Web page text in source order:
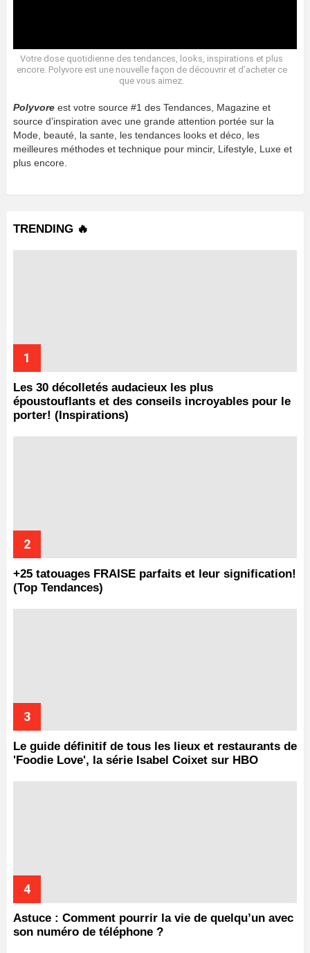
Votre dose quotidienne des tendances, looks, inspirations et plus
encore. Polyvore est une nouvelle façon de découvrir et d’acheter ce
que vous aimez.
Polyvore est votre source #1 des Tendances, Magazine et
source d’inspiration avec une grande attention portée sur la
Mode, beauté, la sante, les tendances looks et déco, les
meilleures méthodes et technique pour mincir, Lifestyle, Luxe et
plus encore.
TRENDING 🔥
Les 30 décolletés audacieux les plus
époustouflants et des conseils incroyables pour le
porter! (Inspirations)
+25 tatouages ​​FRAISE parfaits et leur signification!
(Top Tendances)
Le guide définitif de tous les lieux et restaurants de
'Foodie Love', la série Isabel Coixet sur HBO
Astuce : Comment pourrir la vie de quelqu’un avec
son numéro de téléphone ?